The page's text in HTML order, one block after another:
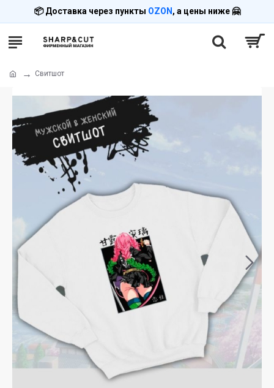
📦 Доставка через пункты OZON , а цены ниже 🤗
Свитшот